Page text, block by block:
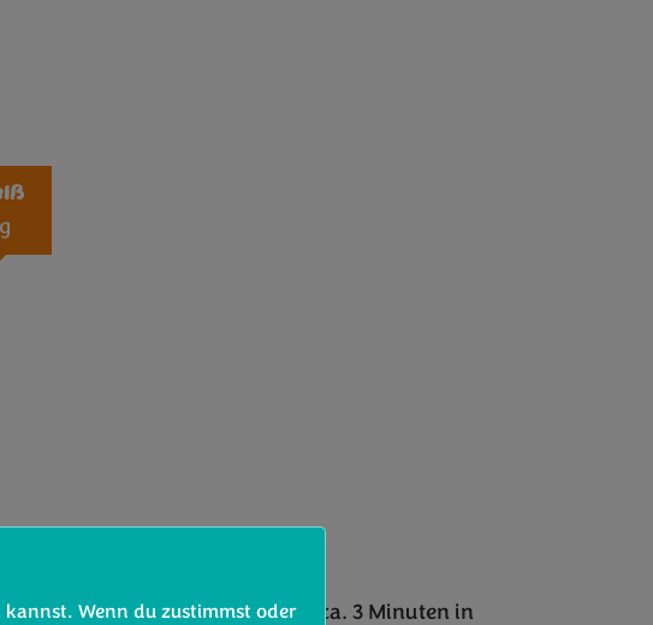
zubereiten. Bimi®Brokkoli ca. 3 Minuten in
Wenn du zustimmst oder